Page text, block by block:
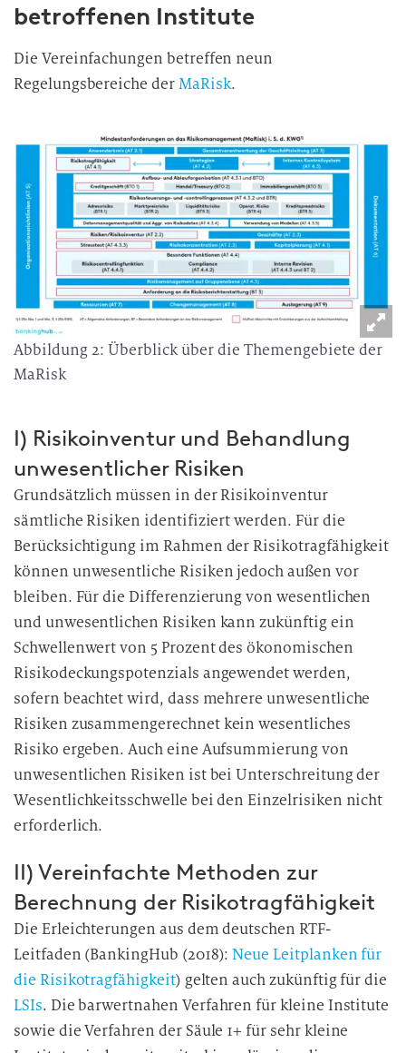
betroffenen Institute
Die Vereinfachungen betreffen neun
Regelungsbereiche derMaRisk.
Abbildung 2: Überblick über die Themengebiete der
MaRisk
I) Risikoinventur und Behandlung
unwesentlicher Risiken
Grundsätzlich müssen in der Risikoinventur
sämtliche Risiken identifiziert werden. Für die
Berücksichtigung im Rahmen der Risikotragfähigkeit
können unwesentliche Risiken jedoch außen vor
bleiben. Für die Differenzierung von wesentlichen
und unwesentlichen Risiken kann zukünftig ein
Schwellenwert von 5 Prozent des ökonomischen
Risikodeckungspotenzials angewendet werden,
sofern beachtet wird, dass mehrere unwesentliche
Risiken zusammengerechnet kein wesentliches
Risiko ergeben. Auch eine Aufsummierung von
unwesentlichen Risiken ist bei Unterschreitung der
Wesentlichkeitsschwelle bei den Einzelrisiken nicht
erforderlich.
II) Vereinfachte Methoden zur
Berechnung der Risikotragfähigkeit
Die Erleichterungen aus dem deutschen RTF-
Leitfaden (BankingHub (2018):Neue Leitplanken für
die Risikotragfähigkeit) gelten auch zukünftig für die
LSIs. Die barwertnahen Verfahren für kleine Institute
sowie die Verfahren der Säule 1+ für sehr kleine